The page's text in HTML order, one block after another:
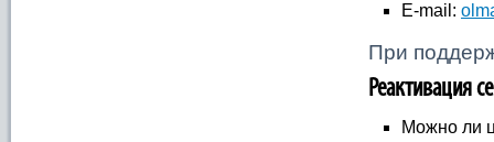
E-mail:
При
Реактивация
Можно ли